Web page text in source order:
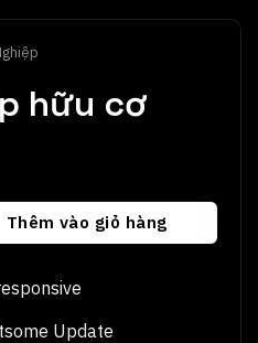
hữu cơ
Thêm vào giỏ hàng
Update